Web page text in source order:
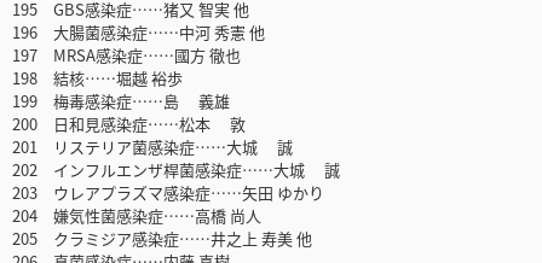
195 GBS感染症……猪又 智実 他
196 大腸菌感染症……中河 秀憲 他
197 MRSA感染症……國方 徹也
198 結核……堀越 裕歩
199 梅毒感染症……島 義雄
200 日和見感染症……松本 敦
201 リステリア菌感染症……大城 誠
202 インフルエンザ桿菌感染症……大城 誠
203 ウレアプラズマ感染症……矢田 ゆかり
204 嫌気性菌感染症……高橋 尚人
205 クラミジア感染症……井之上 寿美 他